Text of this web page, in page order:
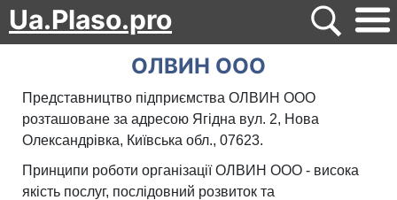
Ua.Plaso.pro
ОЛВИН ООО
Представництво підприємства ОЛВИН ООО
розташоване за адресою Ягідна вул. 2, Нова
Олександрівка, Київська обл., 07623.
Принципи роботи організації ОЛВИН ООО - висока
якість послуг, послідовний розвиток та